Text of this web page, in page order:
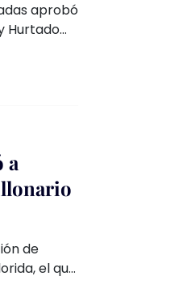
aprobó
Hurtado
a
de
el que